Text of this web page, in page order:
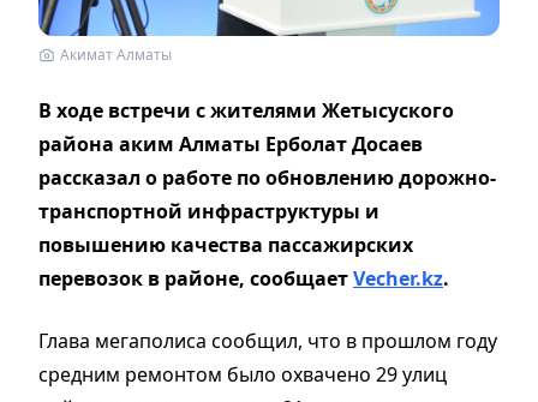
Акимат Алматы
В ходе встречи с жителями Жетысуского
района аким Алматы Ерболат Досаев
рассказал о работе по обновлению дорожно-
транспортной инфраструктуры и
повышению качества пассажирских
перевозок в районе, сообщаетVecher.kz.
Глава мегаполиса сообщил, что в прошлом году
средним ремонтом было охвачено 29 улиц